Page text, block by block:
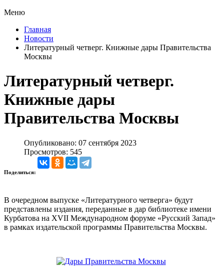
Меню
Главная
Новости
Литературный четверг. Книжные дары Правительства
Москвы
Литературный четверг.
Книжные дары
Правительства Москвы
Опубликовано: 07 сентября 2023
Просмотров: 545
Поделиться:
В очередном выпуске «Литературного четверга» будут
представлены издания, переданные в дар библиотеке имени
Курбатова на XVII Международном форуме «Русский Запад»
в рамках издательской программы Правительства Москвы.